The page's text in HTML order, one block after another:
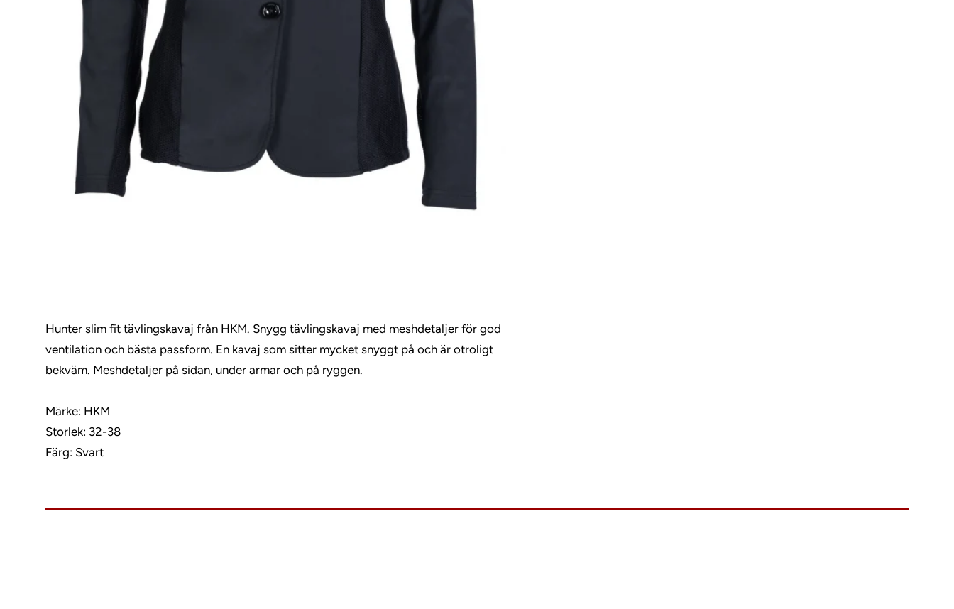
Hunter slim fit tävlingskavaj från HKM. Snygg tävlingskavaj med meshdetaljer för god
ventilation och bästa passform. En kavaj som sitter mycket snyggt på och är otroligt
bekväm. Meshdetaljer på sidan, under armar och på ryggen.
Märke: HKM
Storlek: 32-38
Färg: Svart